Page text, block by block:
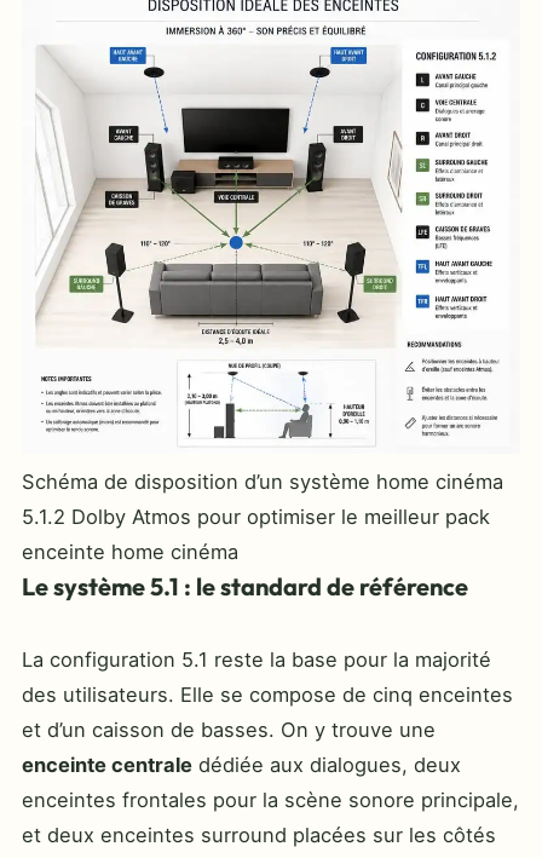
Schéma de disposition d’un système home cinéma
5.1.2 Dolby Atmos pour optimiser le meilleur pack
enceinte home cinéma
Le système 5.1 : le standard de référence
La configuration 5.1 reste la base pour la majorité
des utilisateurs. Elle se compose de cinq enceintes
et d’un caisson de basses. On y trouve une
enceinte centrale dédiée aux dialogues, deux
enceintes frontales pour la scène sonore principale,
et deux enceintes surround placées sur les côtés